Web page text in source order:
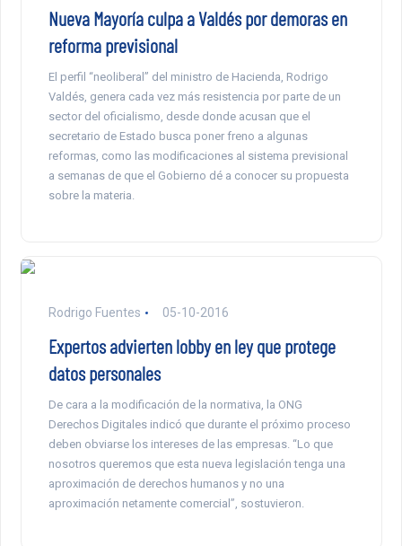
Nueva Mayoría culpa a Valdés por demoras en
reforma previsional
El perfil “neoliberal” del ministro de Hacienda, Rodrigo
Valdés, genera cada vez más resistencia por parte de un
sector del oficialismo, desde donde acusan que el
secretario de Estado busca poner freno a algunas
reformas, como las modificaciones al sistema previsional
a semanas de que el Gobierno dé a conocer su propuesta
sobre la materia.
Rodrigo Fuentes 05-10-2016
Expertos advierten lobby en ley que protege
datos personales
De cara a la modificación de la normativa, la ONG
Derechos Digitales indicó que durante el próximo proceso
deben obviarse los intereses de las empresas. “Lo que
nosotros queremos que esta nueva legislación tenga una
aproximación de derechos humanos y no una
aproximación netamente comercial”, sostuvieron.